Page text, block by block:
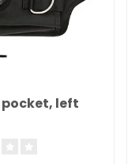
pocket, left